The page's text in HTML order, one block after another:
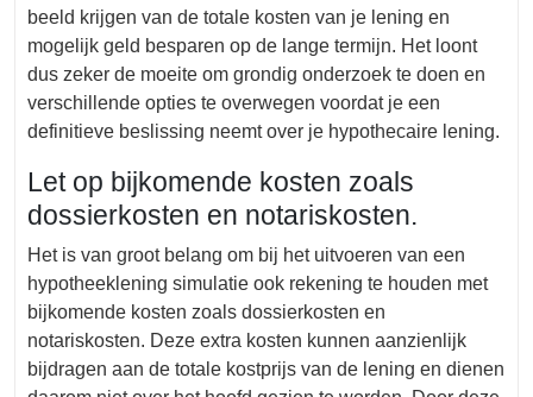
beeld krijgen van de totale kosten van je lening en
mogelijk geld besparen op de lange termijn. Het loont
dus zeker de moeite om grondig onderzoek te doen en
verschillende opties te overwegen voordat je een
definitieve beslissing neemt over je hypothecaire lening.
Let op bijkomende kosten zoals
dossierkosten en notariskosten.
Het is van groot belang om bij het uitvoeren van een
hypotheeklening simulatie ook rekening te houden met
bijkomende kosten zoals dossierkosten en
notariskosten. Deze extra kosten kunnen aanzienlijk
bijdragen aan de totale kostprijs van de lening en dienen